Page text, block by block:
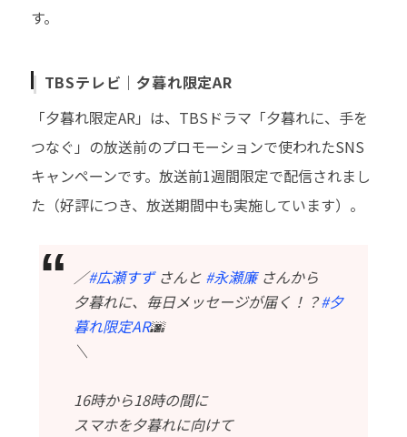
す。
TBSテレビ｜夕暮れ限定AR
「夕暮れ限定AR」は、TBSドラマ「夕暮れに、手を
つなぐ」の放送前のプロモーションで使われたSNS
キャンペーンです。放送前1週間限定で配信されまし
た（好評につき、放送期間中も実施しています）。
／#広瀬すずさんと #永瀬廉さんから
夕暮れに、毎日メッセージが届く！？#夕
暮れ限定AR🌆
＼
16時から18時の間に
スマホを夕暮れに向けて